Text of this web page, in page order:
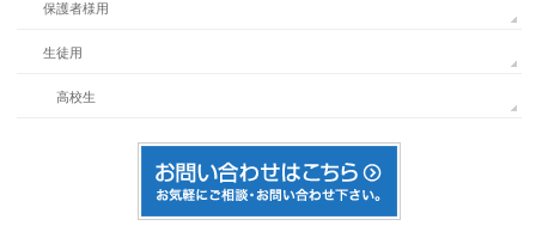
保護者様用
生徒用
高校生